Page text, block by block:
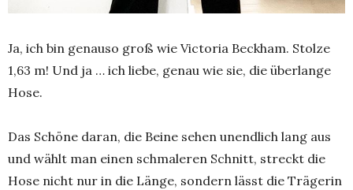
Ja, ich bin genauso groß wie Victoria Beckham. Stolze
1,63 m! Und ja … ich liebe, genau wie sie, die überlange
Hose.
Das Schöne daran, die Beine sehen unendlich lang aus
und wählt man einen schmaleren Schnitt, streckt die
Hose nicht nur in die Länge, sondern lässt die Trägerin